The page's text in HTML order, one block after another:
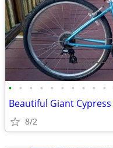
• • • • • • • • • •
8/2